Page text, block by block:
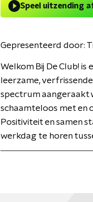
Speel uitzending
Gepresenteerd door:
Welkom Bij De Club! is
leerzame,
spectrum aangeraakt
schaamteloos met en
Positiviteit en samen
werkdag te horen